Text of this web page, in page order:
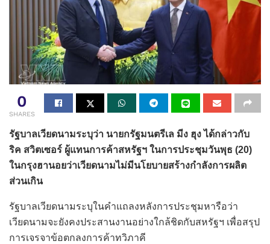
0
SHARES
รัฐบาลเวียดนามระบุว่า นายกรัฐมนตรีเล มีง ฮุง ได้กล่าวกับ
ริค สวิตเซอร์ ผู้แทนการค้าสหรัฐฯ ในการประชุมวันพุธ (20)​
ในกรุงฮานอยว่าเวียดนามไม่มีนโยบายสร้างกำลังการผลิต
ส่วนเกิน
รัฐบาลเวียดนามระบุในคำแถลงหลังการประชุมหารือว่า
เวียดนามจะยังคงประสานงานอย่างใกล้ชิดกับสหรัฐฯ เพื่อสรุป
การเจรจาข้อตกลงการค้าทวิภาคี